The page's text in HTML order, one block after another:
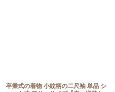
卒業式の着物 小紋柄の二尺袖 単品 シ